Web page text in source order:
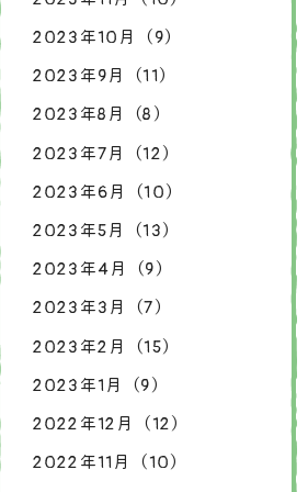
2023年10月（9）
2023年9月（11）
2023年8月（8）
2023年7月（12）
2023年6月（10）
2023年5月（13）
2023年4月（9）
2023年3月（7）
2023年2月（15）
2023年1月（9）
2022年12月（12）
2022年11月（10）